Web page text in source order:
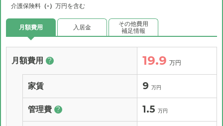
介護保険料 （-） 万円を含む
月額費用 入居金
その他費用
補足情報
月額費用 ? 19.9 万円
家賃 9 万円
管理費 ? 1.5 万円